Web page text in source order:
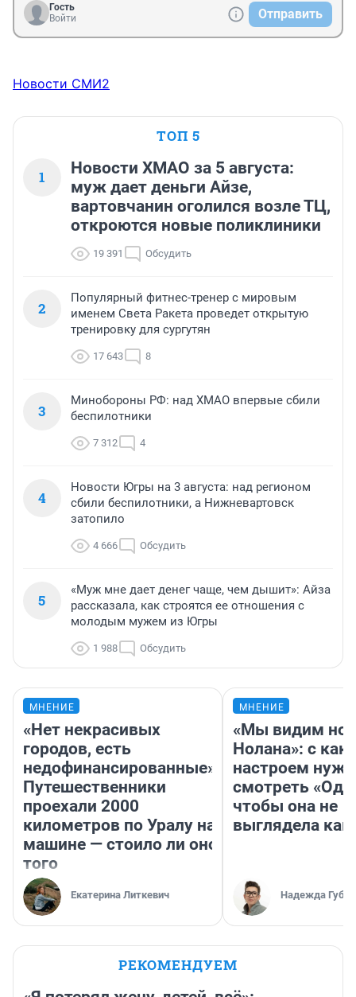
Гость
Войти
Отправить
Новости СМИ2
ТОП 5
1
Новости ХМАО за 5 августа:
муж дает деньги Айзе,
вартовчанин оголился возле ТЦ,
откроются новые поликлиники
19 391 Обсудить
2
Популярный фитнес-тренер с мировым
именем Света Ракета проведет открытую
тренировку для сургутян
17 643 8
3
Минобороны РФ: над ХМАО впервые сбили
беспилотники
7 312 4
4
Новости Югры на 3 августа: над регионом
сбили беспилотники, а Нижневартовск
затопило
4 666 Обсудить
5
«Муж мне дает денег чаще, чем дышит»: Айза
рассказала, как строятся ее отношения с
молодым мужем из Югры
1 988 Обсудить
МНЕНИЕ
«Нет некрасивых
городов, есть
недофинансированные».
Путешественники
проехали 2000
километров по Уралу на
машине — стоило ли оно
того
Екатерина Литкевич
МНЕНИЕ
«Мы видим
Нолана»: с
настроем
смотреть
чтобы она не
выглядела как
Надежда
РЕКОМЕНДУЕМ